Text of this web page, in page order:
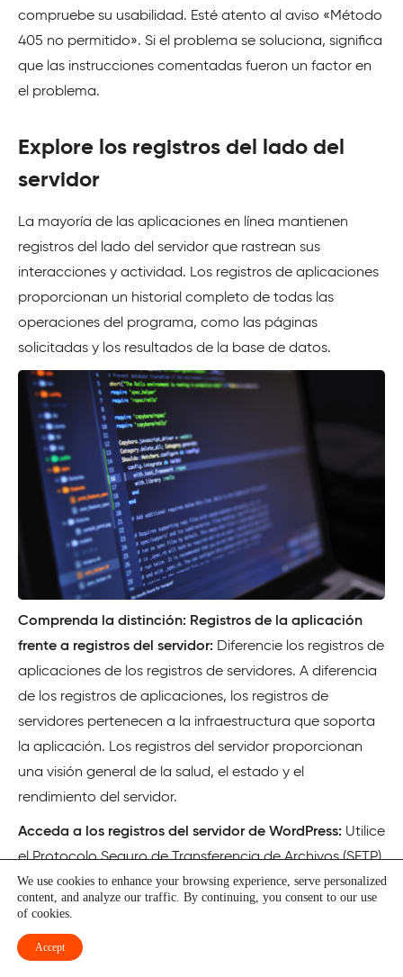
compruebe su usabilidad. Esté atento al aviso «Método
405 no permitido». Si el problema se soluciona, significa
que las instrucciones comentadas fueron un factor en
el problema.
Explore los registros del lado del
servidor
La mayoría de las aplicaciones en línea mantienen
registros del lado del servidor que rastrean sus
interacciones y actividad. Los registros de aplicaciones
proporcionan un historial completo de todas las
operaciones del programa, como las páginas
solicitadas y los resultados de la base de datos.
Comprenda la distinción: Registros de la aplicación
frente a registros del servidor: Diferencie los registros de
aplicaciones de los registros de servidores. A diferencia
de los registros de aplicaciones, los registros de
servidores pertenecen a la infraestructura que soporta
la aplicación. Los registros del servidor proporcionan
una visión general de la salud, el estado y el
rendimiento del servidor.
Acceda a los registros del servidor de WordPress: Utilice
el Protocolo Seguro de Transferencia de Archivos (SFTP)
para acceder a los registros de su servidor WordPress.
Localice la carpeta «logs» en el origen del directorio.
Este directorio contiene sus registros de acceso y de
errores de WordPress, denominados
We use cookies to enhance your browsing experience, serve personalized
content, and analyze our traffic. By continuing, you consent to our use
of cookies.
Accept